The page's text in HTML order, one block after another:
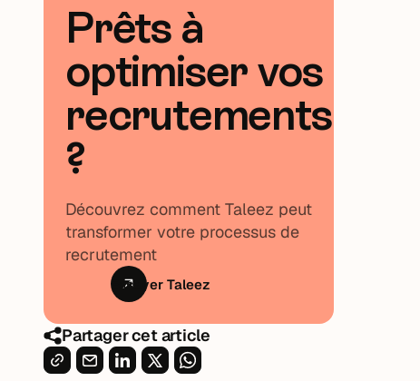
Prêts à
optimiser vos
recrutements
?
Découvrez comment Taleez peut
transformer votre processus de
recrutement
Essayer Taleez
Partager cet article